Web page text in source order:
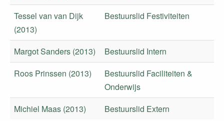
Tessel van van Dijk
(2013)
Bestuurslid Festiviteiten
Margot Sanders (2013)
Bestuurslid Intern
Roos Prinssen (2013)
Bestuurslid Faciliteiten &
Onderwijs
Michiel Maas (2013)
Bestuurslid Extern